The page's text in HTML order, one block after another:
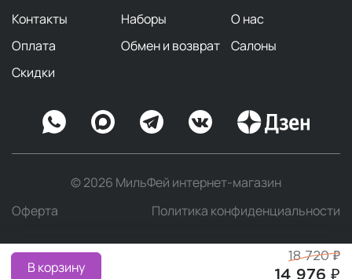
В корзину
18 720 ₽
14 976 ₽
Контакты
Наборы
О нас
Оплата
Обмен и возврат
Салоны
Скидки
© 2026 МильФей интернет-магазин
Оферта
Политика конфиденциальности